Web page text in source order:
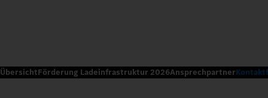
ÜbersichtFörderung Ladeinfrastruktur 2026Ansprechpartner